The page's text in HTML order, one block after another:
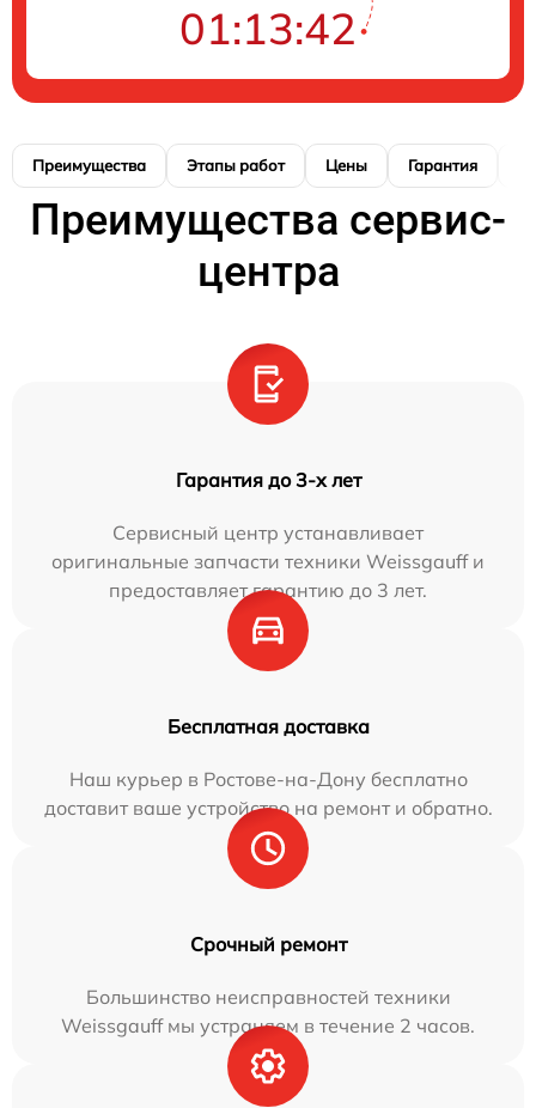
01:13:41
Преимущества Этапы работ Цены Гарантия
Преимущества сервис-
центра
Гарантия до 3-х лет
Сервисный центр устанавливает
оригинальные запчасти техники Weissgauff и
предоставляет гарантию до 3 лет.
Бесплатная доставка
Наш курьер в Ростове-на-Дону бесплатно
доставит ваше устройство на ремонт и обратно.
Срочный ремонт
Большинство неисправностей техники
Weissgauff мы устраняем в течение 2 часов.